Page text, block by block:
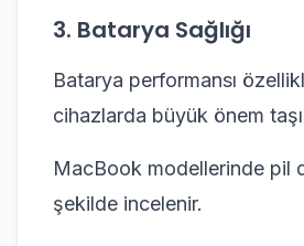
3. Batarya Sağlığı
Batarya performansı
cihazlarda büyük önem
MacBook modellerinde pil
şekilde incelenir.